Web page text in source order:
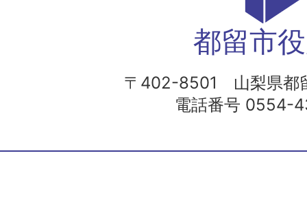
都留市
〒402-8501 山梨県都
電話番号 0554-